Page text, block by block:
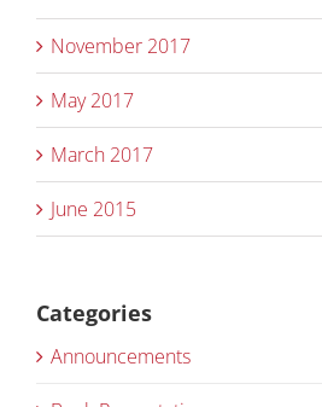
November 2017
May 2017
March 2017
June 2015
Categories
Announcements